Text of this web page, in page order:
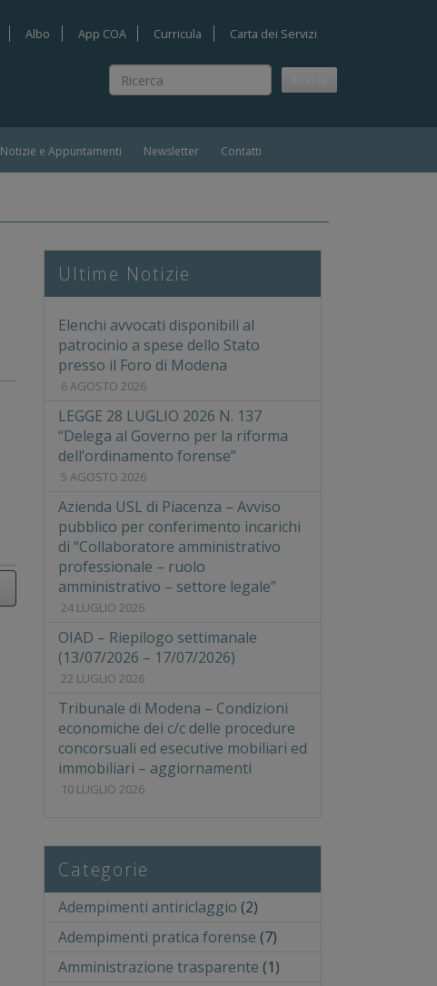
Ricerca
Albo App COA Curricula Carta dei Servizi
Notizie e Appuntamenti Newsletter Contatti
Ultime Notizie
Elenchi avvocati disponibili al
patrocinio a spese dello Stato
presso il Foro di Modena
6 AGOSTO 2026
LEGGE 28 LUGLIO 2026 N. 137
“Delega al Governo per la riforma
dell’ordinamento forense”
5 AGOSTO 2026
Azienda USL di Piacenza – Avviso
pubblico per conferimento incarichi
di “Collaboratore amministrativo
professionale – ruolo
amministrativo – settore legale”
24 LUGLIO 2026
OIAD – Riepilogo settimanale
(13/07/2026 – 17/07/2026)
22 LUGLIO 2026
Tribunale di Modena – Condizioni
economiche dei c/c delle procedure
concorsuali ed esecutive mobiliari ed
immobiliari – aggiornamenti
10 LUGLIO 2026
Categorie
Adempimenti antiriclaggio (2)
Adempimenti pratica forense (7)
Amministrazione trasparente (1)